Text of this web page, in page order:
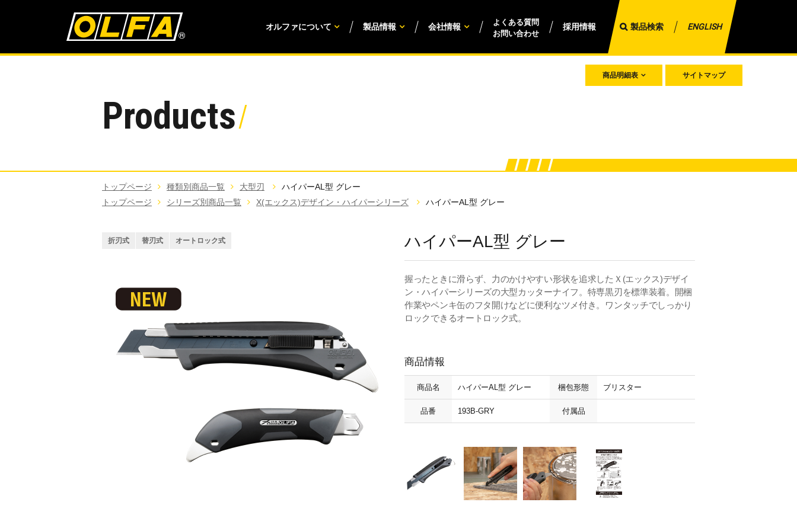
オルファについて 製品情報 会社情報
よくある質問
お問い合わせ
採用情報 製品検索 ENGLISH
Products
商品明細表 サイトマップ
トップページ 種類別商品一覧 大型刃
ハイパーAL型 グレー
トップページ
シリーズ別商品一覧 X(エックス)デザイン・ハイパーシリーズ ハイパーAL型 グレー
折刃式 替刃式 オートロック式 ハイパーAL型 グレー
握ったときに滑らず、力のかけやすい形状を追求したＸ(エックス)デザイ
ン・ハイパーシリーズの大型カッターナイフ。特専黒刃を標準装着。開梱
作業やペンキ缶のフタ開けなどに便利なツメ付き。ワンタッチでしっかり
ロックできるオートロック式。
商品情報
商品名 ハイパーAL型 グレー
品番 193B-GRY
梱包形態 ブリスター
付属品